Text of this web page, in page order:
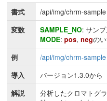
書式 /api/img/chrm-
変数
SAMPLE_NO: サン
MODE: pos, negの
例
/api/img/chrm-
導入
バージョン1.3.0から
解説
分析したクロマトグ